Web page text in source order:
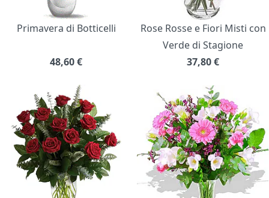
Primavera di Botticelli
48,60€
Rose Rosse e Fiori Misti con
Verde di Stagione
37,80€